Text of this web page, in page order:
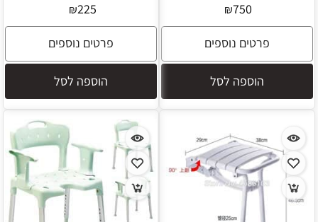
₪750
פרטים נוספים
הוספה לסל
₪225
פרטים נוספים
הוספה לסל